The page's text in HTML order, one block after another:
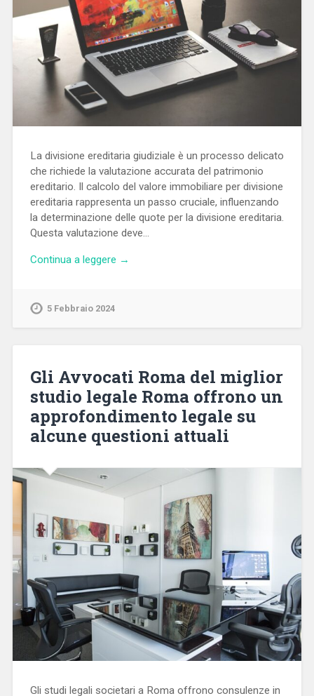
La divisione ereditaria giudiziale è un processo delicato
che richiede la valutazione accurata del patrimonio
ereditario. Il calcolo del valore immobiliare per divisione
ereditaria rappresenta un passo cruciale, influenzando
la determinazione delle quote per la divisione ereditaria.
Questa valutazione deve…
Continua a leggere →
5 Febbraio 2024
Gli Avvocati Roma del miglior
studio legale Roma offrono un
approfondimento legale su
alcune questioni attuali
Gli studi legali societari a Roma offrono consulenze in